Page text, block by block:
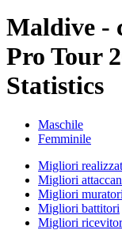
Maldive -
Pro Tour
Statistics
Maschile
Femminile
Migliori
Migliori
Migliori muratori
Migliori battitori
Migliori